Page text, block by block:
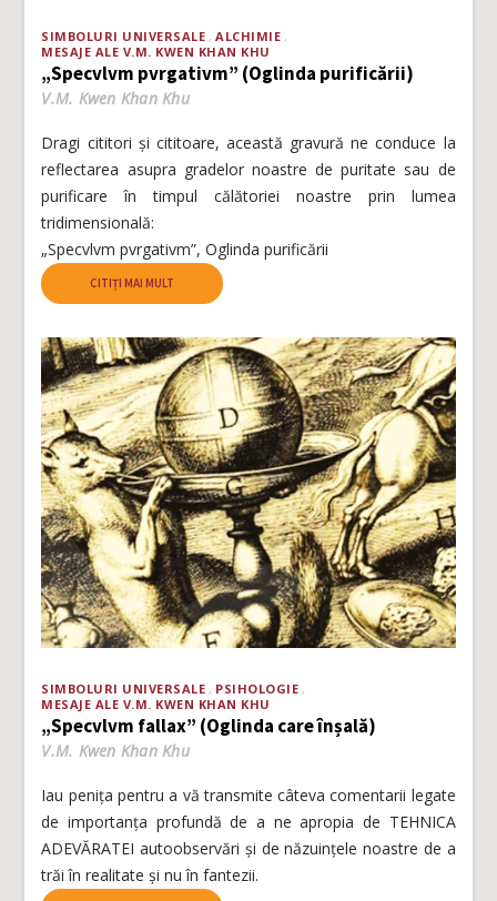
SIMBOLURI UNIVERSALE
ALCHIMIE
MESAJE ALE V.M. KWEN KHAN KHU
„Specvlvm pvrgativm” (Oglinda purificării)
V.M. Kwen Khan Khu
Dragi cititori și cititoare, această gravură ne conduce la
reflectarea asupra gradelor noastre de puritate sau de
purificare în timpul călătoriei noastre prin lumea
tridimensională:
„Specvlvm pvrgativm”, Oglinda purificării
CITIȚI MAI MULT
SIMBOLURI UNIVERSALE
PSIHOLOGIE
MESAJE ALE V.M. KWEN KHAN KHU
„Specvlvm fallax” (Oglinda care înșală)
V.M. Kwen Khan Khu
Iau penița pentru a vă transmite câteva comentarii legate
de importanța profundă de a ne apropia de TEHNICA
ADEVĂRATEI autoobservări și de năzuințele noastre de a
trăi în realitate și nu în fantezii.